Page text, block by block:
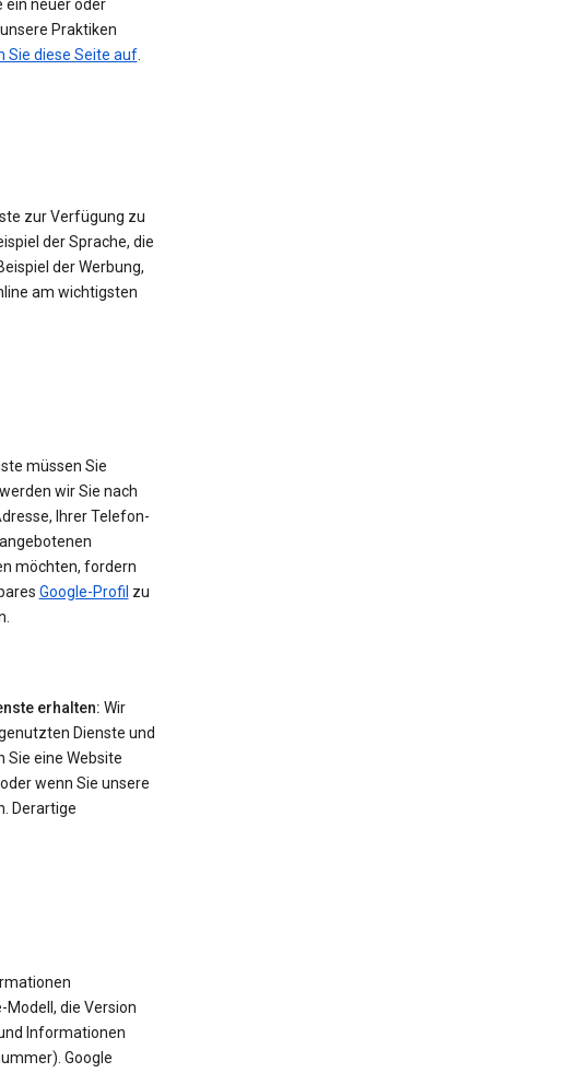
ein neuer oder
Praktiken
Sie diese Seite auf.
zur Verfügung zu
der Sprache, die
der Werbung,
am wichtigsten
müssen Sie
wir Sie nach
Ihrer Telefon-
möchten, fordern
Google-Profil zu
erhalten: Wir
Dienste und
Sie eine Website
wenn Sie unsere
Derartige
die Version
Informationen
Google